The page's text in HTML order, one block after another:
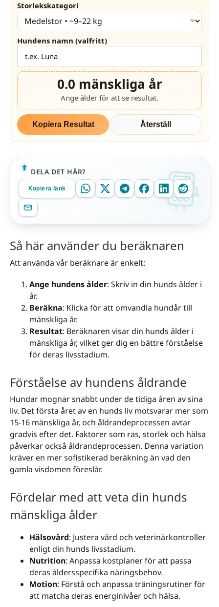
Storlekskategori
Hundens namn (valfritt)
0.0 mänskliga år
Ange ålder för att se resultat.
Kopiera Resultat Återställ
DELA DET HÄR?
Kopiera länk
Så här använder du beräknaren
Att använda vår beräknare är enkelt:
Ange hundens ålder: Skriv in din hunds ålder i
år.
Beräkna: Klicka för att omvandla hundår till
mänskliga år.
Resultat: Beräknaren visar din hunds ålder i
mänskliga år, vilket ger dig en bättre förståelse
för deras livsstadium.
Förståelse av hundens åldrande
Hundar mognar snabbt under de tidiga åren av sina
liv. Det första året av en hunds liv motsvarar mer som
15-16 mänskliga år, och åldrandeprocessen avtar
gradvis efter det. Faktorer som ras, storlek och hälsa
påverkar också åldrandeprocessen. Denna variation
kräver en mer sofistikerad beräkning än vad den
gamla visdomen föreslår.
Fördelar med att veta din hunds
mänskliga ålder
Hälsovård: Justera vård och veterinärkontroller
enligt din hunds livsstadium.
Nutrition: Anpassa kostplaner för att passa
deras åldersspecifika näringsbehov.
Motion: Förstå och anpassa träningsrutiner för
att matcha deras energinivåer och hälsa.